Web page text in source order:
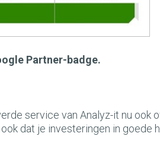
Partner-badge.
service van Analyz-it nu ook
dat je investeringen in goede